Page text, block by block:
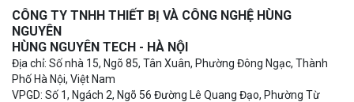
CÔNG TY TNHH THIẾT BỊ VÀ CÔNG NGHỆ HÙNG
NGUYÊN
HÙNG NGUYÊN TECH - HÀ NỘI
Địa chỉ: Số nhà 15, Ngõ 85, Tân Xuân, Phường Đông Ngạc, Thành
Phố Hà Nội, Việt Nam
VPGD: Số 1, Ngách 2, Ngõ 56 Đường Lê Quang Đạo, Phường Từ